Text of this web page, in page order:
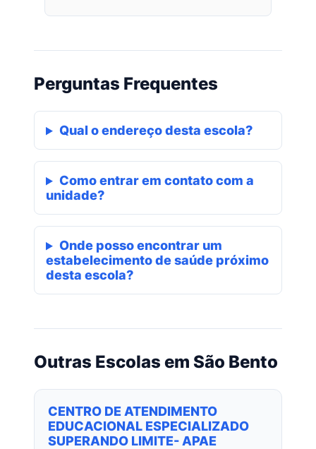
Perguntas Frequentes
Qual o endereço desta escola?
Como entrar em contato com a
unidade?
Onde posso encontrar um
estabelecimento de saúde próximo
desta escola?
Outras Escolas em São Bento
CENTRO DE ATENDIMENTO
EDUCACIONAL ESPECIALIZADO
SUPERANDO LIMITE- APAE